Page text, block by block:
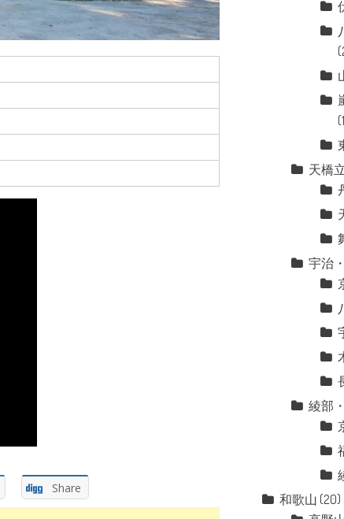
Share
天橋
宇治
綾部
和歌山 (20)